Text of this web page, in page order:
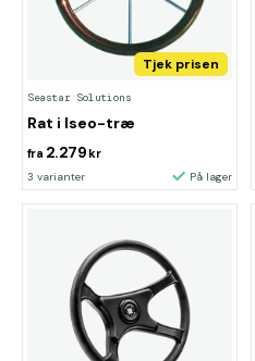
Tjek prisen
Seastar Solutions
Rat i Iseo-træ
fra 2.279 kr
3 varianter På lager